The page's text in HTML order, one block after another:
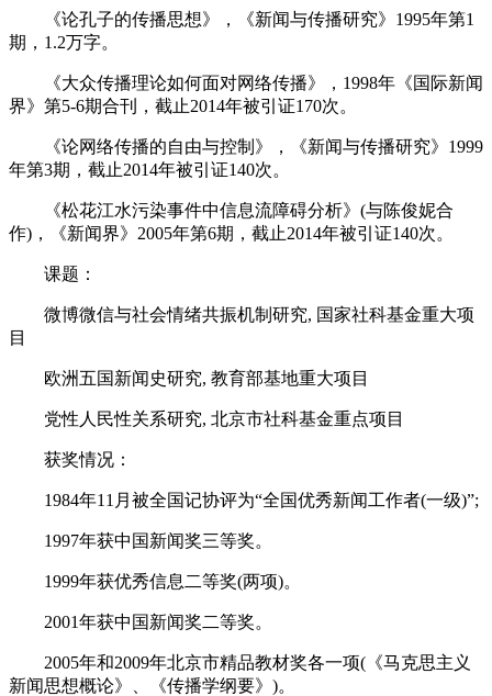
《论孔子的传播思想》，《新闻与传播研究》1995年第1
期，1.2万字。
《大众传播理论如何面对网络传播》，1998年《国际新闻
界》第5-6期合刊，截止2014年被引证170次。
《论网络传播的自由与控制》，《新闻与传播研究》1999
年第3期，截止2014年被引证140次。
《松花江水污染事件中信息流障碍分析》(与陈俊妮合
作)，《新闻界》2005年第6期，截止2014年被引证140次。
课题：
微博微信与社会情绪共振机制研究, 国家社科基金重大项
目
欧洲五国新闻史研究, 教育部基地重大项目
党性人民性关系研究, 北京市社科基金重点项目
获奖情况：
1984年11月被全国记协评为“全国优秀新闻工作者(一级)”;
1997年获中国新闻奖三等奖。
1999年获优秀信息二等奖(两项)。
2001年获中国新闻奖二等奖。
2005年和2009年北京市精品教材奖各一项(《马克思主义
新闻思想概论》、《传播学纲要》)。